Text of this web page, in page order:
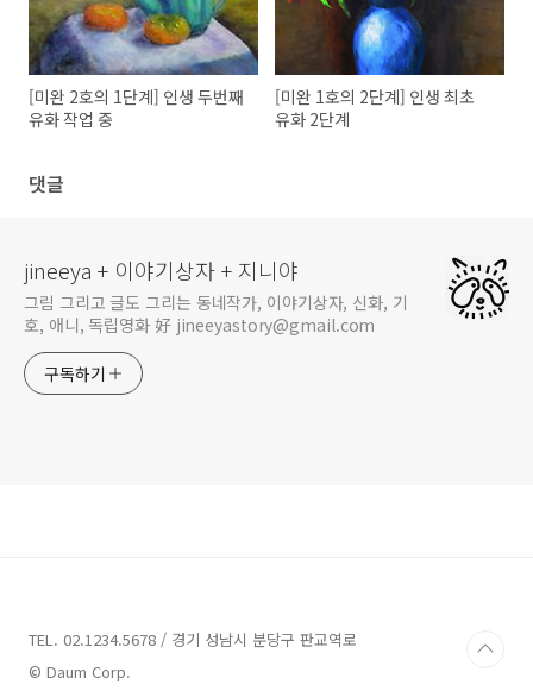
[미완 2호의 1단계] 인생 두번째
유화 작업 중
[미완 1호의 2단계] 인생 최초
유화 2단계
댓글
jineeya + 이야기상자 + 지니야
그림 그리고 글도 그리는 동네작가, 이야기상자, 신화, 기
호, 애니, 독립영화 好 jineeyastory@gmail.com
구독하기
TEL. 02.1234.5678 / 경기 성남시 분당구 판교역로
© Daum Corp.